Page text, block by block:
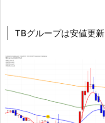
TBグループは安値更新